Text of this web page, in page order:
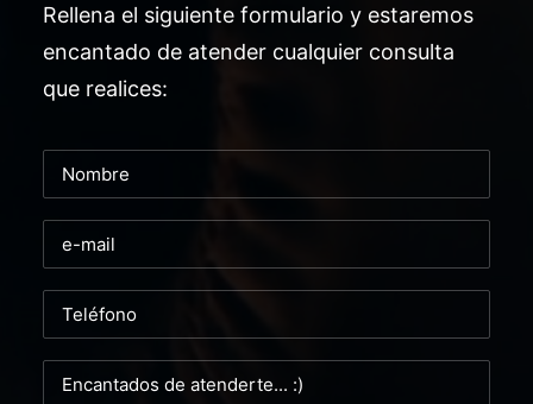
Rellena el siguiente formulario y estaremos
encantado de atender cualquier consulta
que realices: